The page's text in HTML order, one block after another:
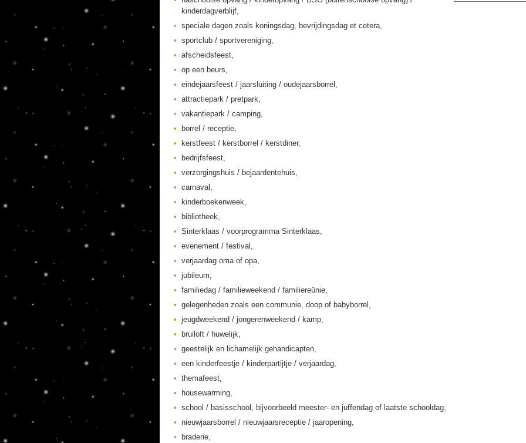
kinderdagverblijf,
speciale dagen zoals koningsdag, bevrijdingsdag et cetera,
sportclub / sportvereniging,
afscheidsfeest,
op een beurs,
eindejaarsfeest / jaarsluiting / oudejaarsborrel,
attractiepark / pretpark,
vakantiepark / camping,
borrel / receptie,
kerstfeest / kerstborrel / kerstdiner,
bedrijfsfeest,
verzorgingshuis / bejaardentehuis,
carnaval,
kinderboekenweek,
bibliotheek,
Sinterklaas / voorprogramma Sinterklaas,
evenement / festival,
verjaardag oma of opa,
jubileum,
familiedag / familieweekend / familiereünie,
gelegenheden zoals een communie, doop of babyborrel,
jeugdweekend / jongerenweekend / kamp,
bruiloft / huwelijk,
geestelijk en lichamelijk gehandicapten,
een kinderfeestje / kinderpartijtje / verjaardag,
themafeest,
housewarming,
school / basisschool, bijvoorbeeld meester- en juffendag of laatste schooldag,
nieuwjaarsborrel / nieuwjaarsreceptie / jaaropening,
braderie,